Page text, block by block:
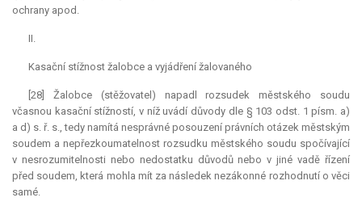
ochrany apod.
II.
Kasační stížnost žalobce a vyjádření žalovaného
[28] Žalobce (stěžovatel) napadl rozsudek městského soudu
včasnou kasační stížností, v níž uvádí důvody dle § 103 odst. 1 písm. a)
a d) s. ř. s., tedy namítá nesprávné posouzení právních otázek městským
soudem a nepřezkoumatelnost rozsudku městského soudu spočívající
v nesrozumitelnosti nebo nedostatku důvodů nebo v jiné vadě řízení
před soudem, která mohla mít za následek nezákonné rozhodnutí o věci
samé.